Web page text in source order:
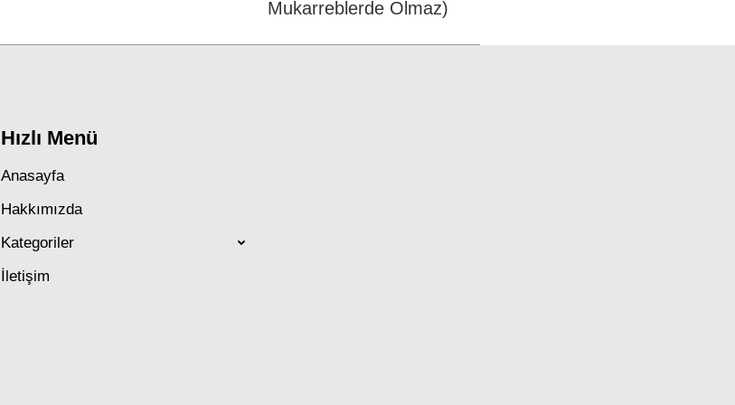
Mukarreblerde Olmaz)
Hızlı Menü
Anasayfa
Hakkımızda
Kategoriler
İletişim